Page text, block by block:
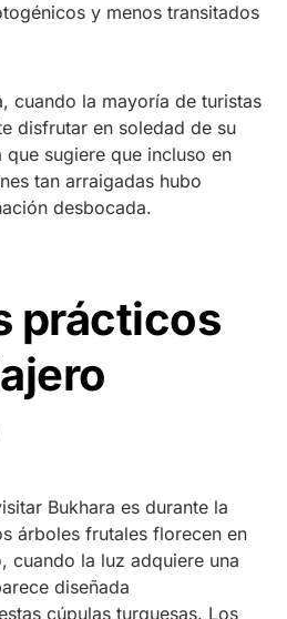
y menos transitados
cuando la mayoría de turistas
disfrutar en soledad de su
sugiere que incluso en
tan arraigadas hubo
desbocada.
prácticos
Bukhara es durante la
árboles frutales florecen en
la luz adquiere una
diseñada
cúpulas turquesas. Los